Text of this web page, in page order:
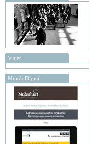
Viajes
MundoDigital